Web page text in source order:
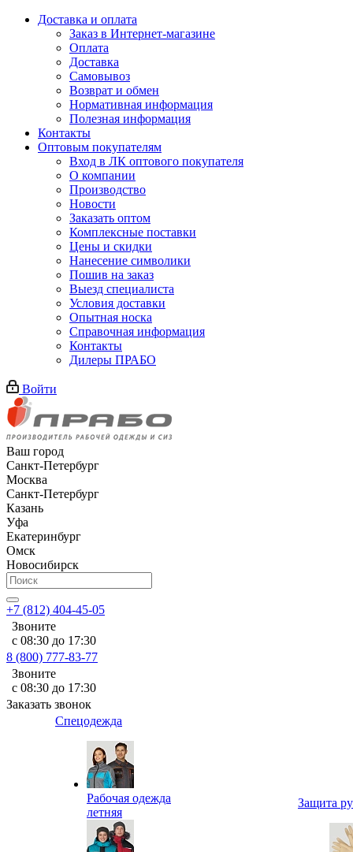
Доставка и оплата
Заказ в Интернет-магазине
Оплата
Доставка
Самовывоз
Возврат и обмен
Нормативная информация
Полезная информация
Контакты
Оптовым покупателям
Вход в ЛК оптового покупателя
О компании
Производство
Новости
Заказать оптом
Комплексные поставки
Цены и скидки
Нанесение символики
Пошив на заказ
Выезд специалиста
Условия доставки
Опытная носка
Справочная информация
Контакты
Дилеры ПРАБО
Войти
Ваш город
Санкт-Петербург
Москва
Санкт-Петербург
Казань
Уфа
Екатеринбург
Омск
Новосибирск
+7 (812) 404-45-05
Звоните
с 08:30 до 17:30
8 (800) 777-83-77
Звоните
с 08:30 до 17:30
Заказать звонок
Спецодежда
Рабочая одежда
летняя
Защита